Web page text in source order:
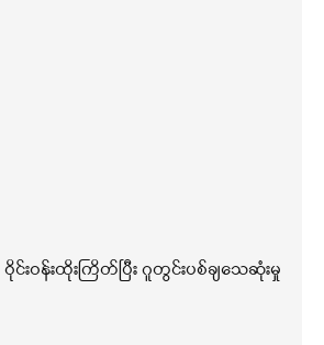
းဝန်းထိုးကြိတ်ပြီး ဂူတွင်းပစ်ချသေဆုံးမှု